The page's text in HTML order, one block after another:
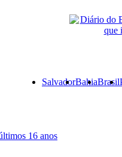
PrimarySalvadorBahiaBrasil
16 anos